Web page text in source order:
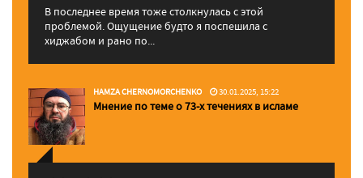
В последнее время тоже столкнулась с этой
проблемой. Ощущение будто я поспешила с
хиджабом и рано по...
HAMZA CHERNOMORCHENKO 30.01.2025, 15:22
Мнение по теме о 73-х течениях в исламе